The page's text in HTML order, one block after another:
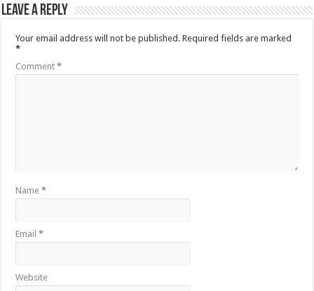
Leave a Reply
Your email address will not be published. Required fields are marked
*
Comment*
Name*
Email*
Website